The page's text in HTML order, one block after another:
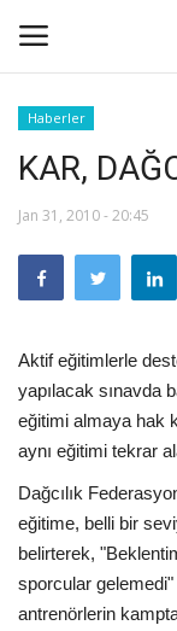
Anasayfa
Bize Ulaşın
Künye
Halil ÖNCÜ
KVKK Aydınlatma
Görüntülü
Araştırma -
Haberler
KAR,
Jan 31, 2010 - 20:45
Aktif eğitimlerle
yapılacak sınavda
eğitimi almaya hak
aynı eğitimi tekrar
Dağcılık
eğitime, belli bir
belirterek,
sporcular
antrenörlerin